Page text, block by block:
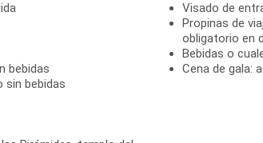
bebidas
sin bebidas
Visado de
Propinas de
obligatorio en
Bebidas o
Cena de gala: